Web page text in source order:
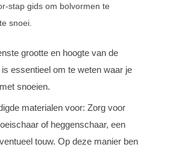
stap gids om bolvormen te
snoei.
grootte en hoogte van de
essentieel om te weten waar je
snoeien.
materialen voor: Zorg voor
of heggenschaar, een
touw. Op deze manier ben